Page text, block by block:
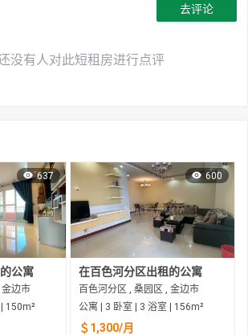
没有人对此短租房进行点评
去评论
637
公寓
金边市
150m²
600
在百色河分区出租的公寓
百色河分区 , 桑园区 , 金边市
公寓 | 3 卧室 | 3 浴室 | 156m²
＄1,300/月